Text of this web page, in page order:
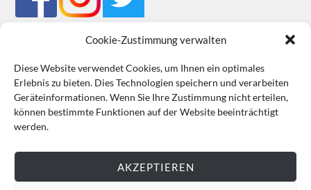
Cookie-Zustimmung verwalten
Diese Website verwendet Cookies, um Ihnen ein optimales
Erlebnis zu bieten. Dies Technologien speichern und verarbeiten
Geräteinformationen. Wenn Sie Ihre Zustimmung nicht erteilen,
können bestimmte Funktionen auf der Website beeinträchtigt
werden.
AKZEPTIEREN
Mein Bestellkonto Kundeninformationen Datenschutz
Cookie-Richtlinie (EU) Impressum
VERTRAG WIDERRUFEN